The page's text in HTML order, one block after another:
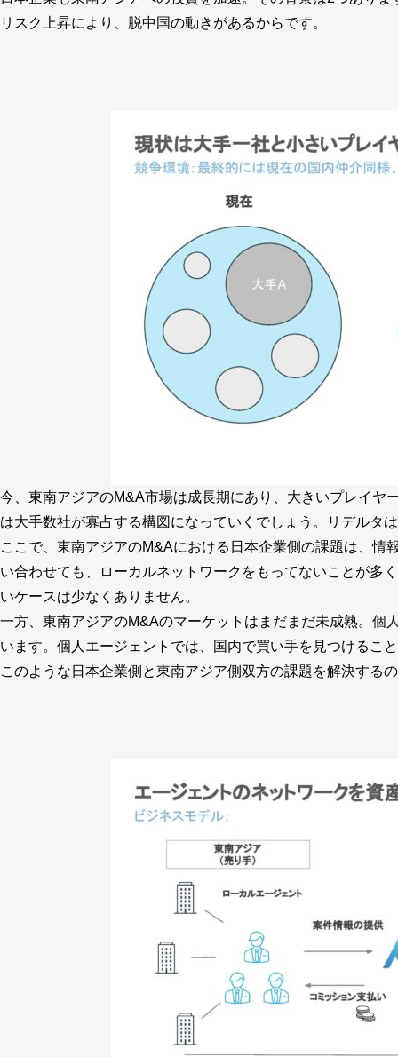
リスク上昇により、脱中国の動きがあるからです。
今、東南アジアのM&A市場は成長期にあり、大きいプレイ
は大手数社が寡占する構図になっていくでしょう。リデルタ
ここで、東南アジアのM&Aにおける日本企業側の課題は、
い合わせても、ローカルネットワークをもってないことが多
いケースは少なくありません。
一方、東南アジアのM&Aのマーケットはまだまだ未成熟。
います。個人エージェントでは、国内で買い手を見つけるこ
このような日本企業側と東南アジア側双方の課題を解決する